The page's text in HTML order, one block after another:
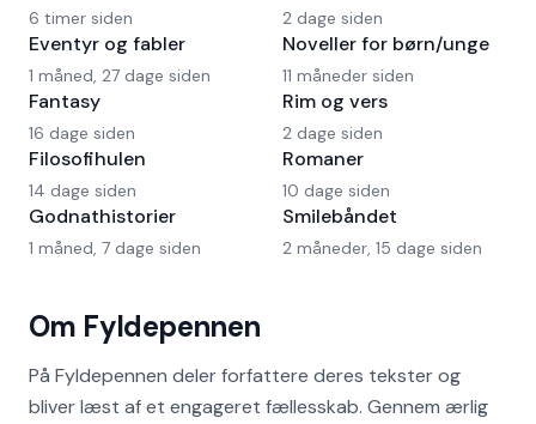
Om Fyldepennen
På Fyldepennen deler forfattere deres tekster og
bliver læst af et engageret fællesskab. Gennem ærlig
6 timer siden
Eventyr og fabler
1 måned, 27 dage siden
Fantasy
16 dage siden
Filosofihulen
14 dage siden
Godnathistorier
1 måned, 7 dage siden
2 dage siden
Noveller for børn/unge
11 måneder siden
Rim og vers
2 dage siden
Romaner
10 dage siden
Smilebåndet
2 måneder, 15 dage siden